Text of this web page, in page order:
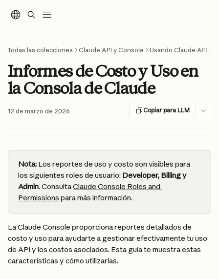
Todas las colecciones Claude API y Console Usando Claude API y
Informes de Costo y Uso en
la Consola de Claude
12 de marzo de 2026 Copiar para LLM
Nota: Los reportes de uso y costo son visibles para
los siguientes roles de usuario: Developer, Billing y
Admin. Consulta Claude Console Roles and
Permissions para más información.
La Claude Console proporciona reportes detallados de
costo y uso para ayudarte a gestionar efectivamente tu uso
de API y los costos asociados. Esta guía te muestra estas
características y cómo utilizarlas.